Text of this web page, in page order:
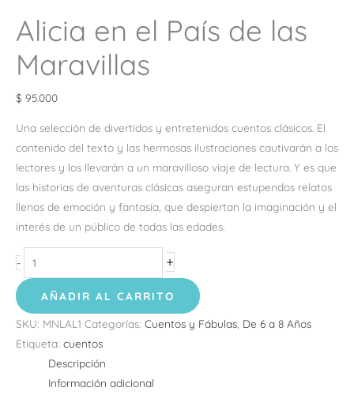
Alicia en el País de las
Maravillas
$ 95.000
Una selección de divertidos y entretenidos cuentos clásicos. El
contenido del texto y las hermosas ilustraciones cautivarán a los
lectores y los llevarán a un maravilloso viaje de lectura. Y es que
las historias de aventuras clásicas aseguran estupendos relatos
llenos de emoción y fantasía, que despiertan la imaginación y el
interés de un público de todas las edades.
- +
AÑADIR AL CARRITO
SKU: MNLAL1 Categorías: Cuentos y Fábulas, De 6 a 8 Años
Etiqueta: cuentos
Descripción
Información adicional